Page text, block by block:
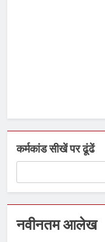
कर्मकांड सीखें पर ढूंढें
नवीनतम आलेख